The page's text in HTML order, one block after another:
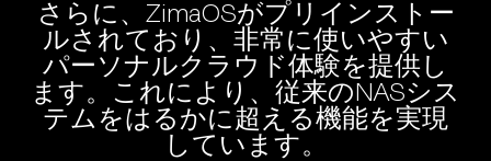
さらに、ZimaOSがプリインストー
ルされており、非常に使いやすい
パーソナルクラウド体験を提供し
ます。これにより、従来のNASシス
テムをはるかに超える機能を実現
しています。